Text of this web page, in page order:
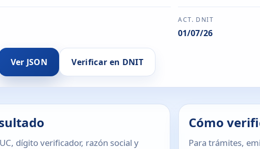
ACT. DNIT
01/07/26
Ver JSON Verificar en DNIT
dígito verificador, razón social y
Cómo
Para trámites,